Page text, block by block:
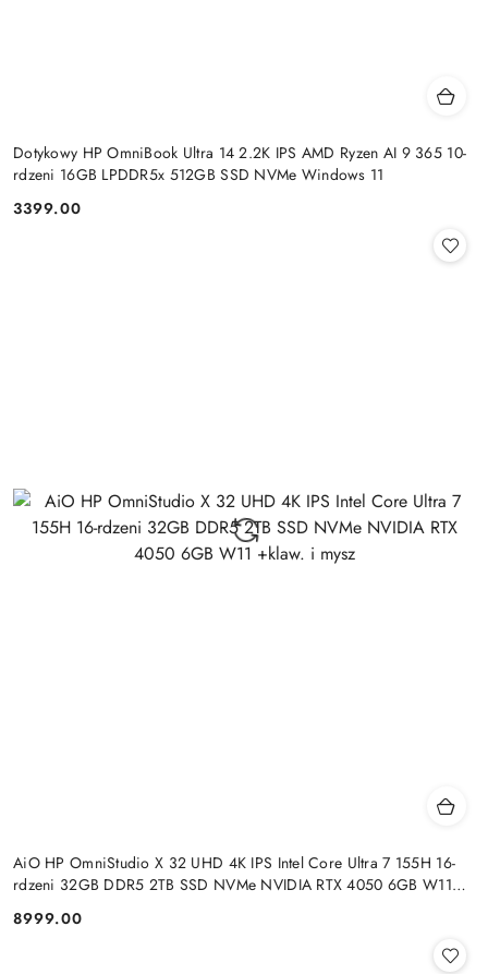
Dotykowy HP OmniBook Ultra 14 2.2K IPS AMD Ryzen AI 9 365 10-
rdzeni 16GB LPDDR5x 512GB SSD NVMe Windows 11
Cena:
3399.00
AiO HP OmniStudio X 32 UHD 4K IPS Intel Core Ultra 7 155H 16-
rdzeni 32GB DDR5 2TB SSD NVMe NVIDIA RTX 4050 6GB W11
Cena:
8999.00